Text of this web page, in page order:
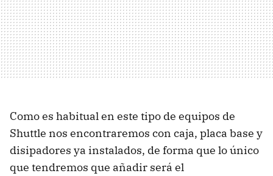
Como es habitual en este tipo de equipos de
Shuttle nos encontraremos con caja, placa base y
disipadores ya instalados, de forma que lo único
que tendremos que añadir será el